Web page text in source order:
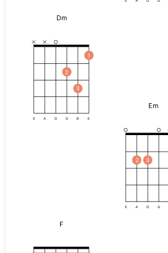
Dm
2
3
1
E A D G B E
Em
2 3
E A D G
F